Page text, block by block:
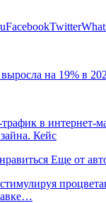
FacebookTwitter
на 19% в
в интернет-
Кейс
Еще от